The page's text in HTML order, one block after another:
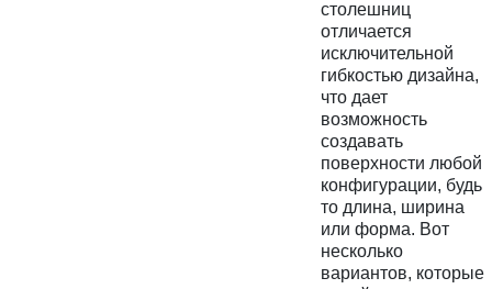
столешниц
отличается
исключительной
гибкостью дизайна,
что дает
возможность
создавать
поверхности любой
конфигурации, будь
то длина, ширина
или форма. Вот
несколько
вариантов, которые